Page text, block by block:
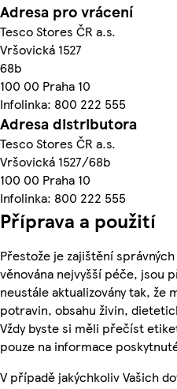
Adresa pro vrácení
Tesco Stores ČR a.s.
Vršovická 1527
68b
100 00 Praha 10
Infolinka: 800 222 555
Adresa distributora
Tesco Stores ČR a.s.
Vršovická 1527/68b
100 00 Praha 10
Infolinka: 800 222 555
Příprava a použití
Přestože je zajištění
věnována nejvyšší péče, jsou
neustále aktualizovány tak, že
potravin, obsahu živin,
Vždy byste si měli přečíst
pouze na informace
V případě jakýchkoliv Vašich